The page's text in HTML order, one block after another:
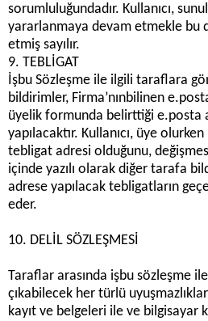
sorumluluğundadır. Kullanıcı,
yararlanmaya devam etmekle bu
etmiş sayılır.
9. TEBLİGAT
İşbu Sözleşme ile ilgili taraflara
bildirimler, Firma’nınbilinen
üyelik formunda belirttiği e.posta
yapılacaktır. Kullanıcı, üye
tebligat adresi olduğunu,
içinde yazılı olarak diğer tarafa
adrese yapılacak tebligatların
eder.
10. DELİL SÖZLEŞMESİ
Taraflar arasında işbu sözleşme
çıkabilecek her türlü
kayıt ve belgeleri ile ve bilgisayar